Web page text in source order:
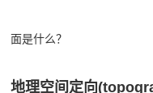
肉
面是什么？
地理空间定向